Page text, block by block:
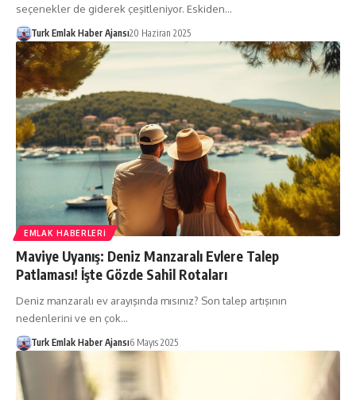
seçenekler de giderek çeşitleniyor. Eskiden…
Turk Emlak Haber Ajansı20 Haziran 2025
EMLAK HABERLERI
Maviye Uyanış: Deniz Manzaralı Evlere Talep
Patlaması! İşte Gözde Sahil Rotaları
Deniz manzaralı ev arayışında mısınız? Son talep artışının
nedenlerini ve en çok…
Turk Emlak Haber Ajansı6 Mayıs 2025